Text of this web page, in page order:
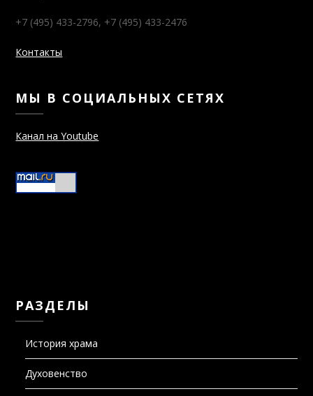
+7 (495) 433-2796, +7 (495) 433-2476
Контакты
МЫ В СОЦИАЛЬНЫХ СЕТЯХ
Канал на Youtube
РАЗДЕЛЫ
История храма
Духовенство